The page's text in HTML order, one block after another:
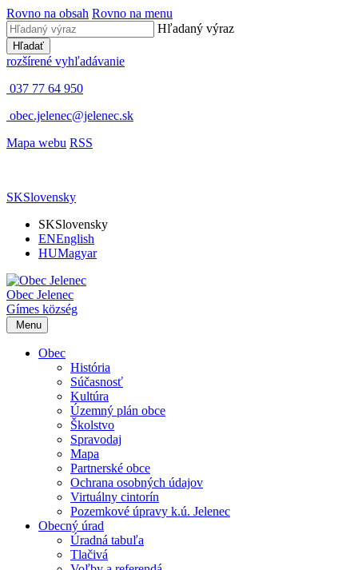
Rovno na obsah Rovno na menu
Hľadaný výraz
Hľadať
rozšírené vyhľadávanie
037 77 64 950
obec.jelenec@jelenec.sk
Mapa webu RSS
SKSlovensky
SKSlovensky
ENEnglish
HUMagyar
Obec Jelenec
Gímes község
Menu
Obec
História
Súčasnosť
Kultúra
Územný plán obce
Školstvo
Spravodaj
Mapa
Partnerské obce
Ochrana osobných údajov
Virtuálny cintorín
Pozemkové úpravy k.ú. Jelenec
Obecný úrad
Úradná tabuľa
Tlačivá